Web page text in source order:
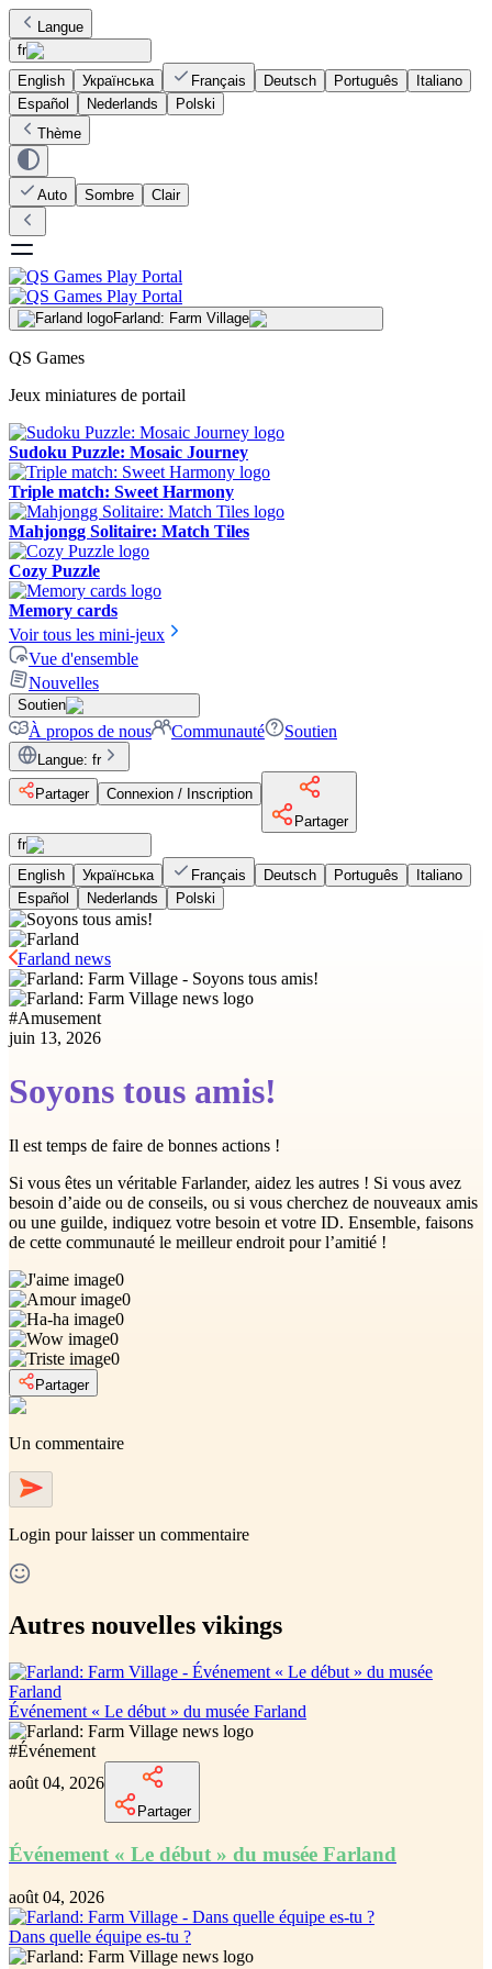
Langue
fr
English
Українська Français Deutsch Português
Italiano
Español
Nederlands
Polski
Thème
Auto Sombre Clair
Farland: Farm Village
QS Games
Jeux miniatures de portail
Sudoku Puzzle: Mosaic Journey
Triple match: Sweet Harmony
Mahjongg Solitaire: Match Tiles
Cozy Puzzle
Memory cards
Voir tous les mini-jeux
Vue d'ensemble
Nouvelles
Soutien
À propos de nous Communauté Soutien
Langue: fr
Partager
Connexion / Inscription
Partager
fr
English
Українська Français Deutsch Português
Italiano
Español
Nederlands Polski
Farland news
#Amusement
juin 13, 2026
Soyons tous amis!
Il est temps de faire de bonnes actions !
Si vous êtes un véritable Farlander, aidez les autres ! Si vous avez
besoin d’aide ou de conseils, ou si vous cherchez de nouveaux amis
ou une guilde, indiquez votre besoin et votre ID. Ensemble, faisons
de cette communauté le meilleur endroit pour l’amitié !
0
0
0
0
0
Partager
Un commentaire
Login pour laisser un commentaire
Autres nouvelles vikings
Événement « Le début » du musée Farland
#Événement
août 04, 2026
Partager
Événement « Le début » du musée Farland
août 04, 2026
Dans quelle équipe es-tu ?